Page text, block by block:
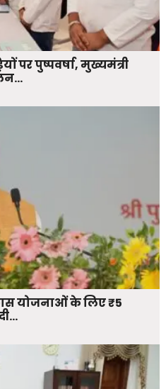
पर पुष्पवर्षा, मुख्यमंत्री
योजनाओं के लिए ₹5